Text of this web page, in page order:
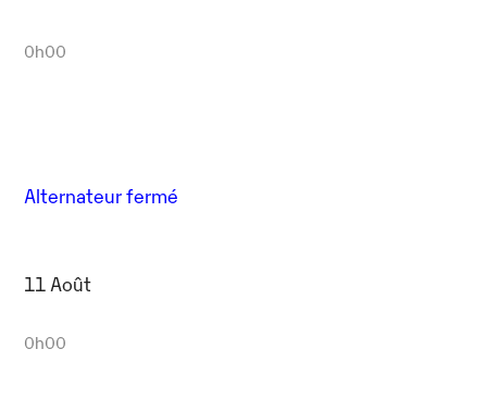
0h00
Alternateur fermé
11 Août
0h00